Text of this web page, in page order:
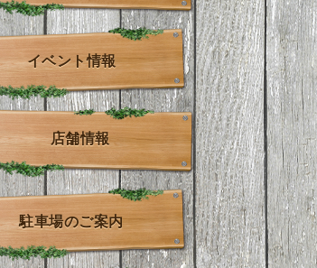
イベント情報
店舗情報
駐車場のご案内